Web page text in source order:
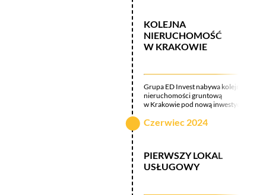
KOLEJNA
NIERUCHOMOŚĆ
W KRAKOWIE
Grupa ED Invest nabywa kolejną
nieruchomości gruntową
w Krakowie pod nową inwestycję.
Czerwiec 2024
PIERWSZY LOKAL
USŁUGOWY